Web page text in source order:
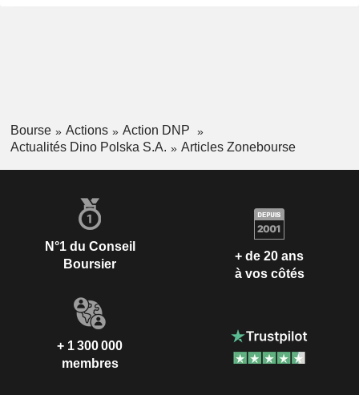
Bourse Actions
Action DNP
Actualités Dino Polska S.A.
Articles Zonebourse
N°1 du Conseil
Boursier
+ de 20 ans
à vos côtés
+ 1 300 000
membres